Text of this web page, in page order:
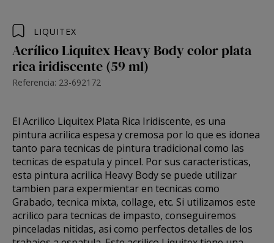
LIQUITEX
Acrílico Liquitex Heavy Body color plata
rica iridiscente (59 ml)
Referencia: 23-692172
El Acrilico Liquitex Plata Rica Iridiscente, es una
pintura acrilica espesa y cremosa por lo que es idonea
tanto para tecnicas de pintura tradicional como las
tecnicas de espatula y pincel. Por sus caracteristicas,
esta pintura acrilica Heavy Bodyse puede utilizar
tambien para expermientar en tecnicas como
Grabado, tecnica mixta, collage, etc. Si utilizamos este
acrilico para tecnicas de impasto, conseguiremos
pinceladas nitidas, asi como perfectos detalles de los